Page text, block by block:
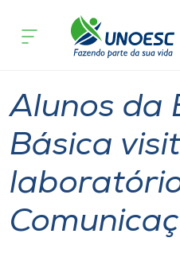
Cursos
Pesquisa
Atendimento ao
Portal de Ensino
acontece
Alunos da
Básica